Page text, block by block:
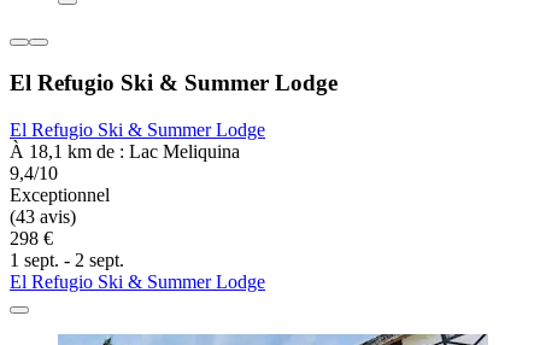
El Refugio Ski & Summer Lodge
El Refugio Ski & Summer Lodge
À 18,1 km de : Lac Meliquina
9,4/10
Exceptionnel
(43 avis)
298 €
1 sept. - 2 sept.
El Refugio Ski & Summer Lodge